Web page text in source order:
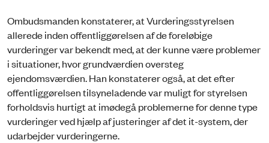
Ombudsmanden konstaterer, at Vurderingsstyrelsen
allerede inden offentliggørelsen af de foreløbige
vurderinger var bekendt med, at der kunne være problemer
i situationer, hvor grundværdien oversteg
ejendomsværdien. Han konstaterer også, at det efter
offentliggørelsen tilsyneladende var muligt for styrelsen
forholdsvis hurtigt at imødegå problemerne for denne type
vurderinger ved hjælp af justeringer af det it-system, der
udarbejder vurderingerne.